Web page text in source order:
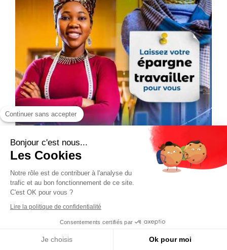
Continuer sans accepter
Bonjour c'est nous...
Les Cookies
Notre rôle est de contribuer à l'analyse du
trafic et au bon fonctionnement de ce site.
C'est OK pour vous ?
Lire la politique de confidentialité
Consentements certifiés par
Je choisis Ok pour moi